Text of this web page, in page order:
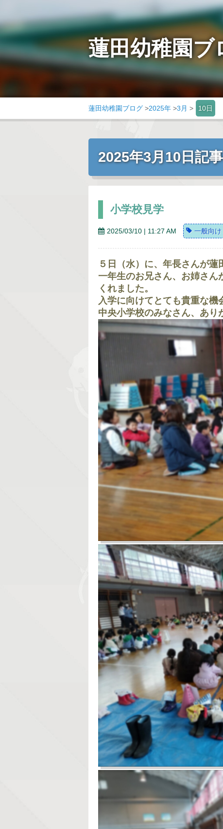
蓮田幼稚園ブ
蓮田幼稚園ブログ >2025年 >3月 > 10日
2025年3月10日記
小学校見学
2025/03/10 | 11:27 AM 一般向け
５日（水）に、年長さんが蓮
一年生のお兄さん、お姉さん
くれました。
入学に向けてとても貴重な機
中央小学校のみなさん、あり